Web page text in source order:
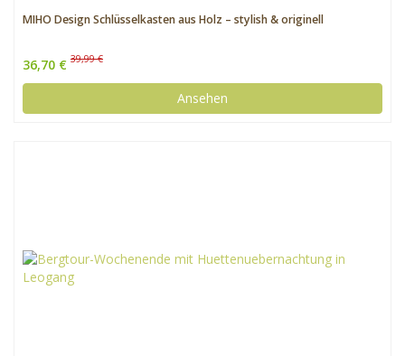
MIHO Design Schlüsselkasten aus Holz – stylish & originell
36,70 € 39,99 €
Ansehen